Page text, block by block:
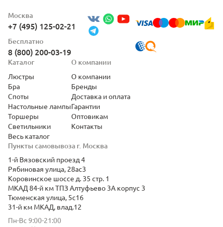
Москва
+7 (495) 125-02-21
Бесплатно
8 (800) 200-03-19
Пункты самовывоза г. Москва
1-й Вязовский проезд 4
Рябиновая улица, 28ас3
Коровинское шоссе д. 35 стр. 1
МКАД 84-й км ТПЗ Алтуфьево 3А корпус 3
Тюменская улица, 5с16
31-й км МКАД, влад.12
Пн-Вс 9:00-21:00
Каталог
Люстры
Бра
Споты
Настольные лампы
Торшеры
Светильники
Весь каталог
О компании
О компании
Бренды
Доставка и оплата
Гарантии
Оптовикам
Контакты